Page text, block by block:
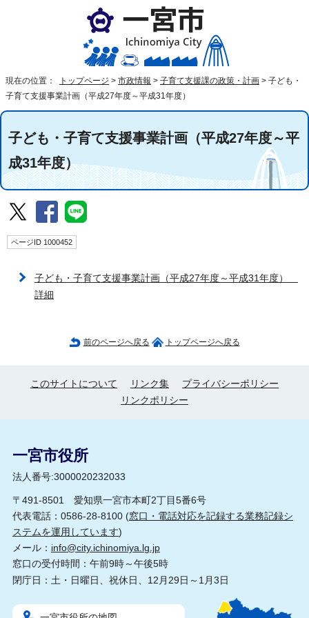
現在の位置： トップページ > 市政情報 > 子育て支援課の政策・計画 > 子ども・
子育て支援事業計画（平成27年度～平成31年度）
子ども・子育て支援事業計画（平成27年度～平
成31年度）
ページID 1000452
子ども・子育て支援事業計画（平成27年度～平成31年度）
詳細
前のページへ戻る トップページへ戻る
このサイトについて リンク集
プライバシーポリシー
リンクポリシー
一宮市役所
法人番号:3000020232033
〒491-8501 愛知県一宮市本町2丁目5番6号
代表電話：0586-28-8100 (窓口・電話対応を記録する業務記録シ
ステムを運用しています)
メール： info@city.ichinomiya.lg.jp
窓口の受付時間：午前9時～午後5時
閉庁日：土・日曜日、祝休日、12月29日～1月3日